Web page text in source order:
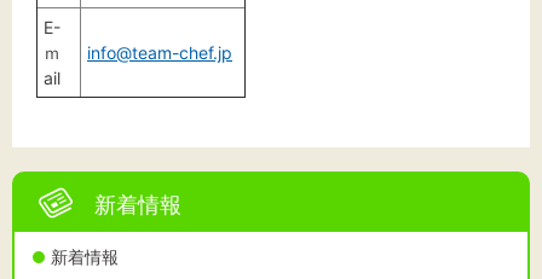
新着情報
新着情報
E-
ｍ
ail
info@team-chef.jp